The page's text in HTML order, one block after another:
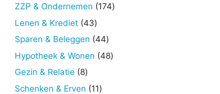
ZZP & Ondernemen 174174
Lenen & Krediet 4343
producten
Sparen & Beleggen 4444
producten
Hypotheek & Wonen 4848
Gezin & Relatie 88
producten
Schenken & Erven 1111